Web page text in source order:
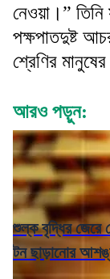
নেওয়া।” তিনি
পক্ষপাতদুষ্ট
শ্রেণির
আরও পড়ুন:
শুল্ক বৃদ্ধির জেরে
টন ছাড়ানোর